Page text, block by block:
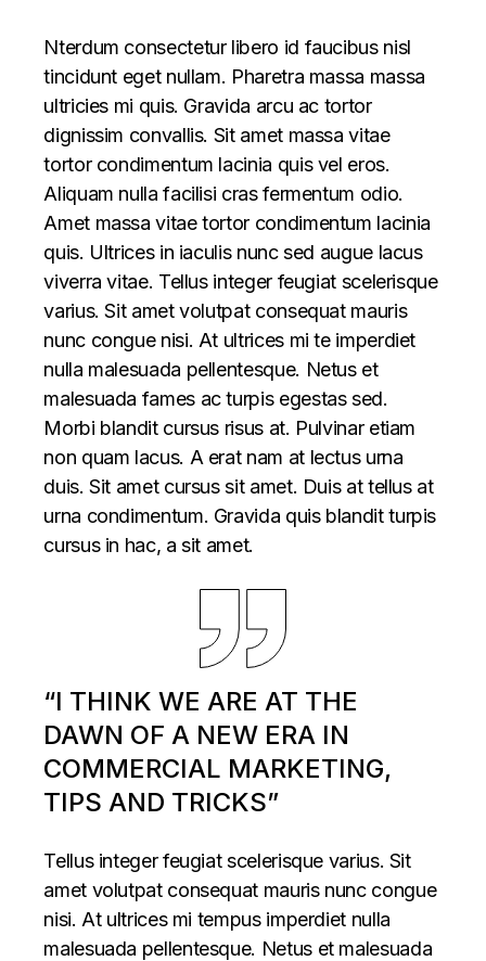
Nterdum consectetur libero id faucibus nisl
tincidunt eget nullam. Pharetra massa massa
ultricies mi quis. Gravida arcu ac tortor
dignissim convallis. Sit amet massa vitae
tortor condimentum lacinia quis vel eros.
Aliquam nulla facilisi cras fermentum odio.
Amet massa vitae tortor condimentum lacinia
quis. Ultrices in iaculis nunc sed augue lacus
viverra vitae. Tellus integer feugiat scelerisque
varius. Sit amet volutpat consequat mauris
nunc congue nisi. At ultrices mi te imperdiet
nulla malesuada pellentesque. Netus et
malesuada fames ac turpis egestas sed.
Morbi blandit cursus risus at. Pulvinar etiam
non quam lacus. A erat nam at lectus urna
duis. Sit amet cursus sit amet. Duis at tellus at
urna condimentum. Gravida quis blandit turpis
cursus in hac, a sit amet.
“I THINK WE ARE AT THE
DAWN OF A NEW ERA IN
COMMERCIAL MARKETING,
TIPS AND TRICKS”
Tellus integer feugiat scelerisque varius. Sit
amet volutpat consequat mauris nunc congue
nisi. At ultrices mi tempus imperdiet nulla
malesuada pellentesque. Netus et malesuada